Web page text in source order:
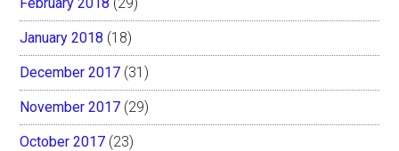
January 2018 (18)
December 2017 (31)
November 2017 (29)
October 2017 (23)